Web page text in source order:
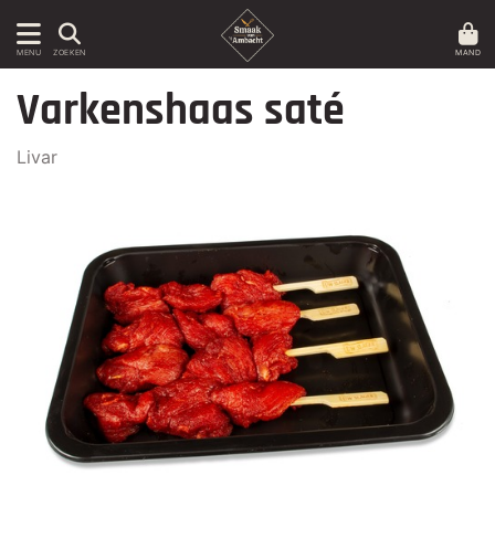
MENU ZOEKEN MAND
Varkenshaas saté
Livar